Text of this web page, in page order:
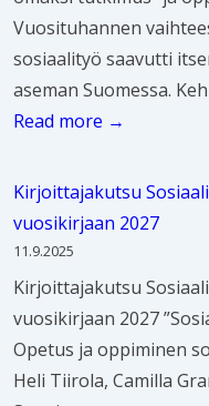
j
a
t
k
v
u
u
s
j
a
s
e
e
s
e
e
n
j
i
n
e
n
m
t
t
ä
t
a
v
i
t
s
e
v
i
v
t
a
m
m
a
t
t
i
Vuosituhannen
sosiaalityö saavutti
aseman Suomessa.
S
s
a
a
t
y
Read more →
Kirjoittajakutsu
vuosikirjaan 2027
11.9.2025
Kirjoittajakutsu
vuosikirjaan 2027
Opetus ja oppiminen
Heli Tiirola, Camilla